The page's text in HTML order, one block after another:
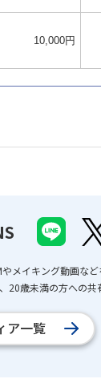
10,000円
メイキング動画など
歳未満の方への共
ア一覧